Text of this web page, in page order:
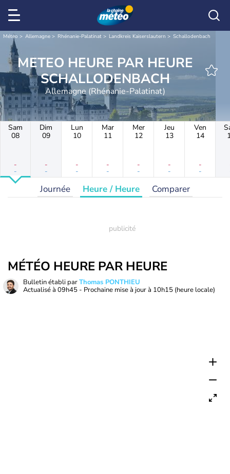
Météo Allemagne Rhénanie-Palatinat Landkreis Kaiserslautern Schallodenbach
METEO HEURE PAR HEURE
SCHALLODENBACH
Allemagne (Rhénanie-Palatinat)
Sam
08
-
-
Dim
09
-
-
Lun
10
-
-
Mar
11
-
-
Mer
12
-
-
Jeu
13
-
-
Ven
14
-
-
Journée Heure / Heure Comparer
MÉTÉO HEURE PAR HEURE
Bulletin établi parThomas PONTHIEU
Actualisé à 09h45 - Prochaine mise à jour à 10h15 (heure locale)